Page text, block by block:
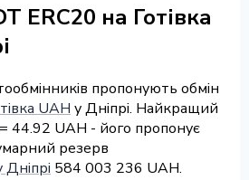
ERC20 на Готівка
пропонують обмін
UAH у Дніпрі. Найкращий
44.92 UAH - його пропонує
резерв
584 003 236 UAH.